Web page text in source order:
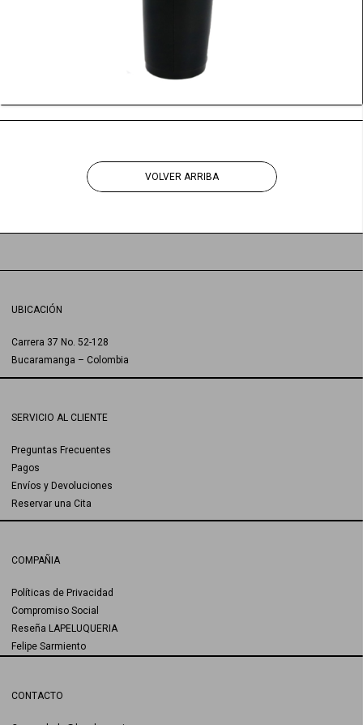
VOLVER ARRIBA
UBICACIÓN
Carrera 37 No. 52-128
Bucaramanga – Colombia
SERVICIO AL CLIENTE
Preguntas Frecuentes
Pagos
Envíos y Devoluciones
Reservar una Cita
COMPAÑIA
Políticas de Privacidad
Compromiso Social
Reseña LAPELUQUERIA
Felipe Sarmiento
CONTACTO